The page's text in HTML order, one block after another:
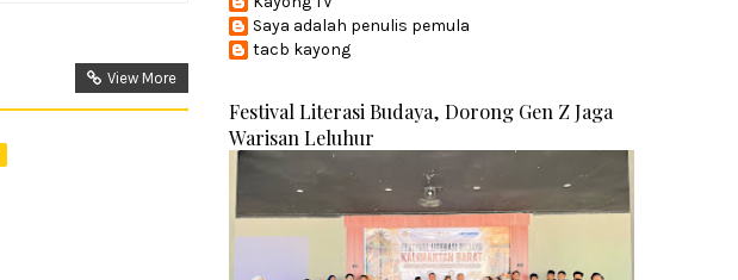
View More
Saya adalah penulis pemula
tacb kayong
Festival Literasi Budaya, Dorong Gen Z Jaga
Warisan Leluhur